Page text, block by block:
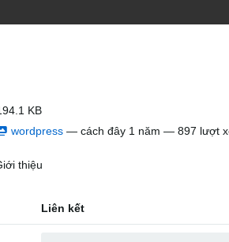
KB
wordpress — cách đây 1 năm — 897 lượt
thiệu
Liên kết